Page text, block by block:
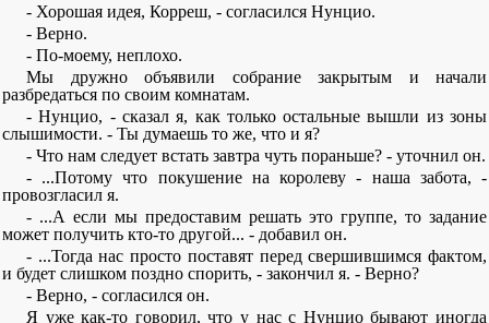
- Хорошая идея, Корреш, - согласился Нунцио.
- Верно.
- По-моему, неплохо.
Мы дружно объявили собрание закрытым и начали
разбредаться по своим комнатам.
- Нунцио, - сказал я, как только остальные вышли из зоны
слышимости. - Ты думаешь то же, что и я?
- Что нам следует встать завтра чуть пораньше? - уточнил он.
- ...Потому что покушение на королеву - наша забота, -
провозгласил я.
- ...А если мы предоставим решать это группе, то задание
может получить кто-то другой... - добавил он.
- ...Тогда нас просто поставят перед свершившимся фактом,
и будет слишком поздно спорить, - закончил я. - Верно?
- Верно, - согласился он.
Я уже как-то говорил, что у нас с Нунцио бывают иногда